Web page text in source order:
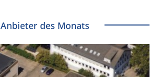
Anbieter des Monats